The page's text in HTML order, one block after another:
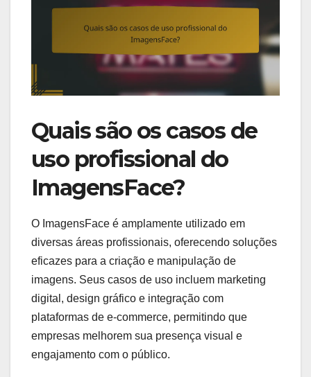
Quais são os casos de
uso profissional do
ImagensFace?
O ImagensFace é amplamente utilizado em
diversas áreas profissionais, oferecendo soluções
eficazes para a criação e manipulação de
imagens. Seus casos de uso incluem marketing
digital, design gráfico e integração com
plataformas de e-commerce, permitindo que
empresas melhorem sua presença visual e
engajamento com o público.